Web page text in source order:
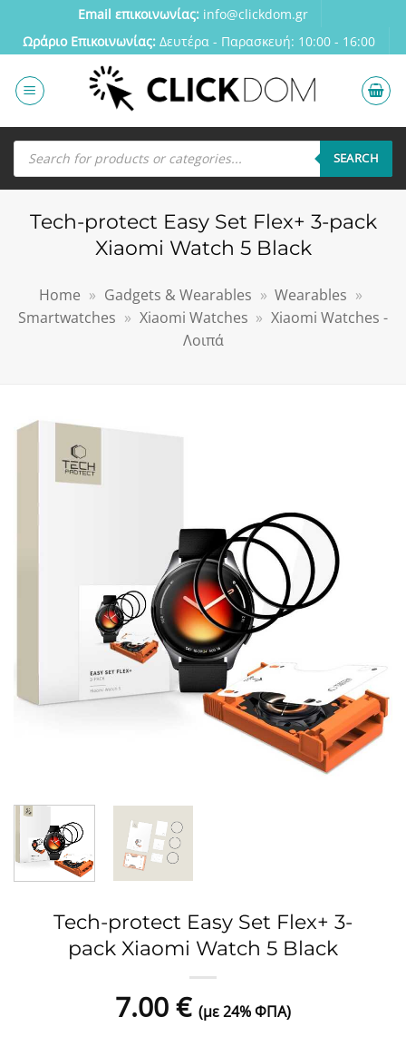
περιεχόμενο
Email επικοινωνίας: info@clickdom.gr
Ωράριο Eπικοινωνίας: Δευτέρα - Παρασκευή: 10:00 - 16:00
Αναζήτηση
προϊόντων SEARCH
Tech-protect Easy Set Flex+ 3-pack
Xiaomi Watch 5 Black
Home » Gadgets & Wearables » Wearables »
Smartwatches » Xiaomi Watches » Xiaomi Watches -
Λοιπά
Tech-protect Easy Set Flex+ 3-
pack Xiaomi Watch 5 Black
7.00€ (με 24% ΦΠΑ)